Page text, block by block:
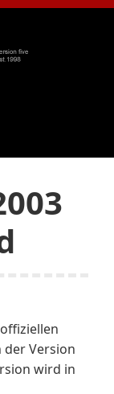
der Version
wird in